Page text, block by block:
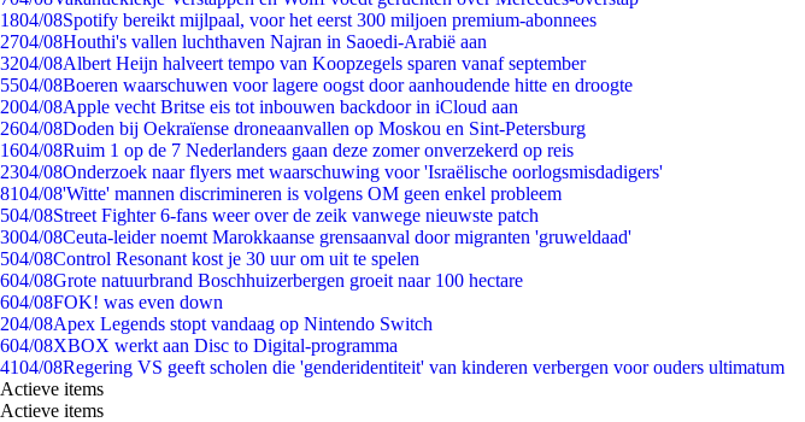
1804/08Spotify bereikt mijlpaal, voor het eerst 300 miljoen premium-abonnees
2704/08Houthi's vallen luchthaven Najran in Saoedi-Arabië aan
3204/08Albert Heijn halveert tempo van Koopzegels sparen vanaf september
5504/08Boeren waarschuwen voor lagere oogst door aanhoudende hitte en droogte
2004/08Apple vecht Britse eis tot inbouwen backdoor in iCloud aan
2604/08Doden bij Oekraïense droneaanvallen op Moskou en Sint-Petersburg
1604/08Ruim 1 op de 7 Nederlanders gaan deze zomer onverzekerd op reis
2304/08Onderzoek naar flyers met waarschuwing voor 'Israëlische oorlogsmisdadigers'
8104/08'Witte' mannen discrimineren is volgens OM geen enkel probleem
504/08Street Fighter 6-fans weer over de zeik vanwege nieuwste patch
3004/08Ceuta-leider noemt Marokkaanse grensaanval door migranten 'gruweldaad'
504/08Control Resonant kost je 30 uur om uit te spelen
604/08Grote natuurbrand Boschhuizerbergen groeit naar 100 hectare
604/08FOK! was even down
204/08Apex Legends stopt vandaag op Nintendo Switch
604/08XBOX werkt aan Disc to Digital-programma
4104/08Regering VS geeft scholen die 'genderidentiteit' van kinderen verbergen voor ouders ultimatum
Actieve items
Actieve items